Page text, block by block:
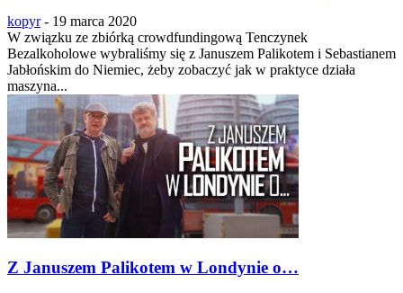
kopyr - 19 marca 2020
W związku ze zbiórką crowdfundingową Tenczynek
Bezalkoholowe wybraliśmy się z Januszem Palikotem i Sebastianem
Jabłońskim do Niemiec, żeby zobaczyć jak w praktyce działa
maszyna...
Z Januszem Palikotem w Londynie o…